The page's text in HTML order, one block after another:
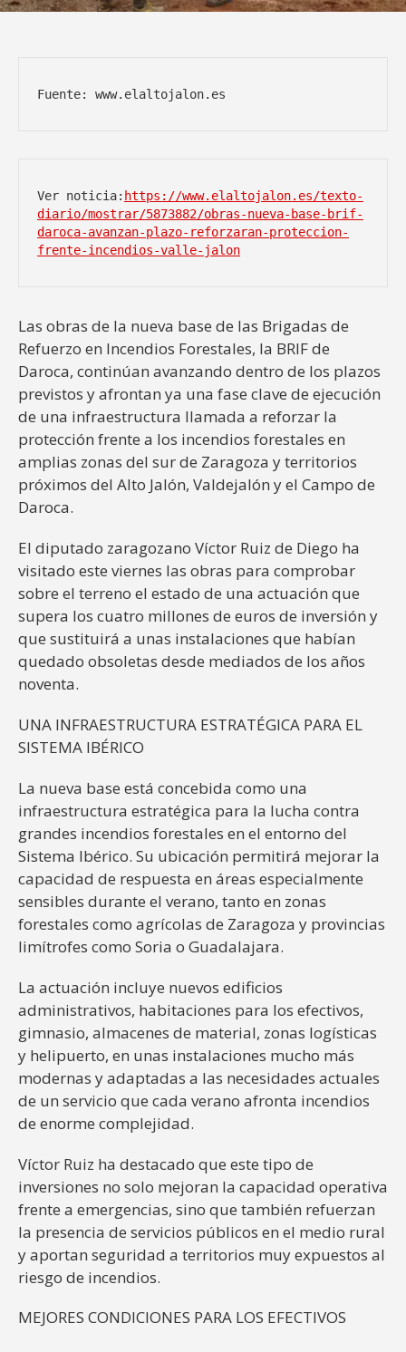
Fuente: www.elaltojalon.es
Ver noticia: https://www.elaltojalon.es/texto-
diario/mostrar/5873882/obras-nueva-base-brif-
daroca-avanzan-plazo-reforzaran-proteccion-
frente-incendios-valle-jalon
Las obras de la nueva base de las Brigadas de
Refuerzo en Incendios Forestales, la BRIF de
Daroca, continúan avanzando dentro de los plazos
previstos y afrontan ya una fase clave de ejecución
de una infraestructura llamada a reforzar la
protección frente a los incendios forestales en
amplias zonas del sur de Zaragoza y territorios
próximos del Alto Jalón, Valdejalón y el Campo de
Daroca.
El diputado zaragozano Víctor Ruiz de Diego ha
visitado este viernes las obras para comprobar
sobre el terreno el estado de una actuación que
supera los cuatro millones de euros de inversión y
que sustituirá a unas instalaciones que habían
quedado obsoletas desde mediados de los años
noventa.
UNA INFRAESTRUCTURA ESTRATÉGICA PARA EL
SISTEMA IBÉRICO
La nueva base está concebida como una
infraestructura estratégica para la lucha contra
grandes incendios forestales en el entorno del
Sistema Ibérico. Su ubicación permitirá mejorar la
capacidad de respuesta en áreas especialmente
sensibles durante el verano, tanto en zonas
forestales como agrícolas de Zaragoza y provincias
limítrofes como Soria o Guadalajara.
La actuación incluye nuevos edificios
administrativos, habitaciones para los efectivos,
gimnasio, almacenes de material, zonas logísticas
y helipuerto, en unas instalaciones mucho más
modernas y adaptadas a las necesidades actuales
de un servicio que cada verano afronta incendios
de enorme complejidad.
Víctor Ruiz ha destacado que este tipo de
inversiones no solo mejoran la capacidad operativa
frente a emergencias, sino que también refuerzan
la presencia de servicios públicos en el medio rural
y aportan seguridad a territorios muy expuestos al
riesgo de incendios.
MEJORES CONDICIONES PARA LOS EFECTIVOS